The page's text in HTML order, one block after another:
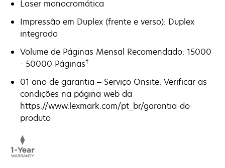
Laser monocromática
Impressão em Duplex (frente e verso): Duplex
integrado
Volume de Páginas Mensal Recomendado: 15000
- 50000 Páginas†
01 ano de garantia – Serviço Onsite. Verificar as
condições na página web da
https://www.lexmark.com/pt_br/garantia-do-
produto